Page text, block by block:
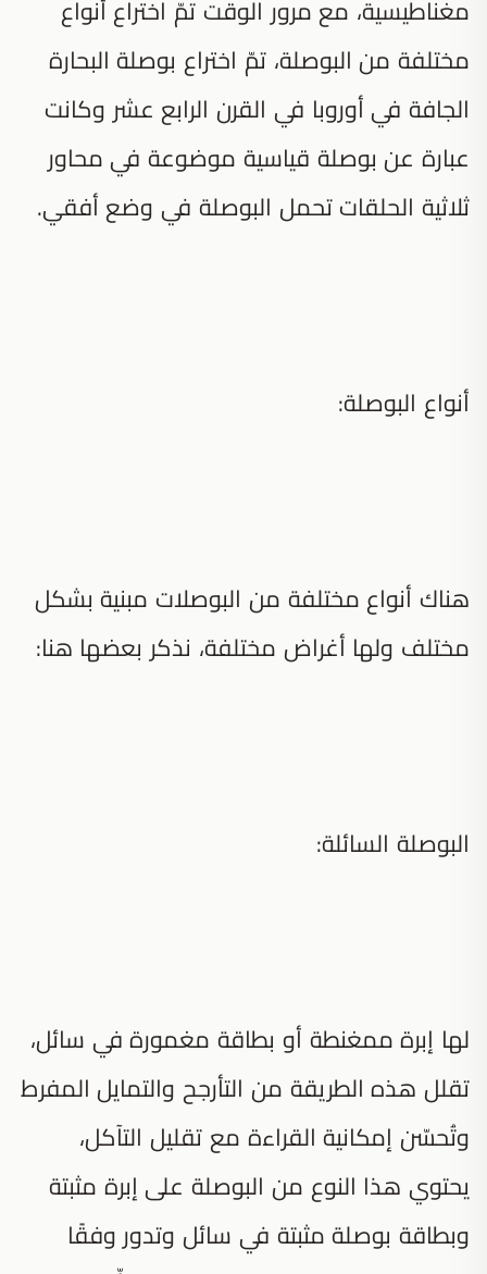
مغناطيسية، مع مرور الوقت تمّ اختراع أنواع
مختلفة من البوصلة، تمّ اختراع بوصلة البحارة
الجافة في أوروبا في القرن الرابع عشر وكانت
عبارة عن بوصلة قياسية موضوعة في محاور
ثلاثية الحلقات تحمل البوصلة في وضع أفقي.
أنواع البوصلة:
هناك أنواع مختلفة من البوصلات مبنية بشكل
مختلف ولها أغراض مختلفة، نذكر بعضها هنا:
البوصلة السائلة:
لها إبرة ممغنطة أو بطاقة مغمورة في سائل،
تقلل هذه الطريقة من التأرجح والتمايل المفرط
وتُحسّن إمكانية القراءة مع تقليل التآكل،
يحتوي هذا النوع من البوصلة على إبرة مثبتة
وبطاقة بوصلة مثبتة في سائل وتدور وفقًا